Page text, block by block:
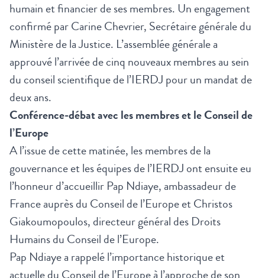
humain et financier de ses membres. Un engagement
confirmé par Carine Chevrier, Secrétaire générale du
Ministère de la Justice. L’assemblée générale a
approuvé l’arrivée de cinq nouveaux membres au sein
du conseil scientifique de l’IERDJ pour un mandat de
deux ans.
Conférence-débat avec les membres et le Conseil de
l’Europe
A l’issue de cette matinée, les membres de la
gouvernance et les équipes de l’IERDJ ont ensuite eu
l’honneur d’accueillir Pap Ndiaye, ambassadeur de
France auprès du Conseil de l’Europe et Christos
Giakoumopoulos, directeur général des Droits
Humains du Conseil de l’Europe.
Pap Ndiaye a rappelé l’importance historique et